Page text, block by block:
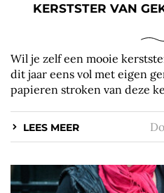
KERSTSTER VAN
Wil je zelf een mooie
dit jaar eens vol met eigen
papieren stroken van deze
LEES MEER